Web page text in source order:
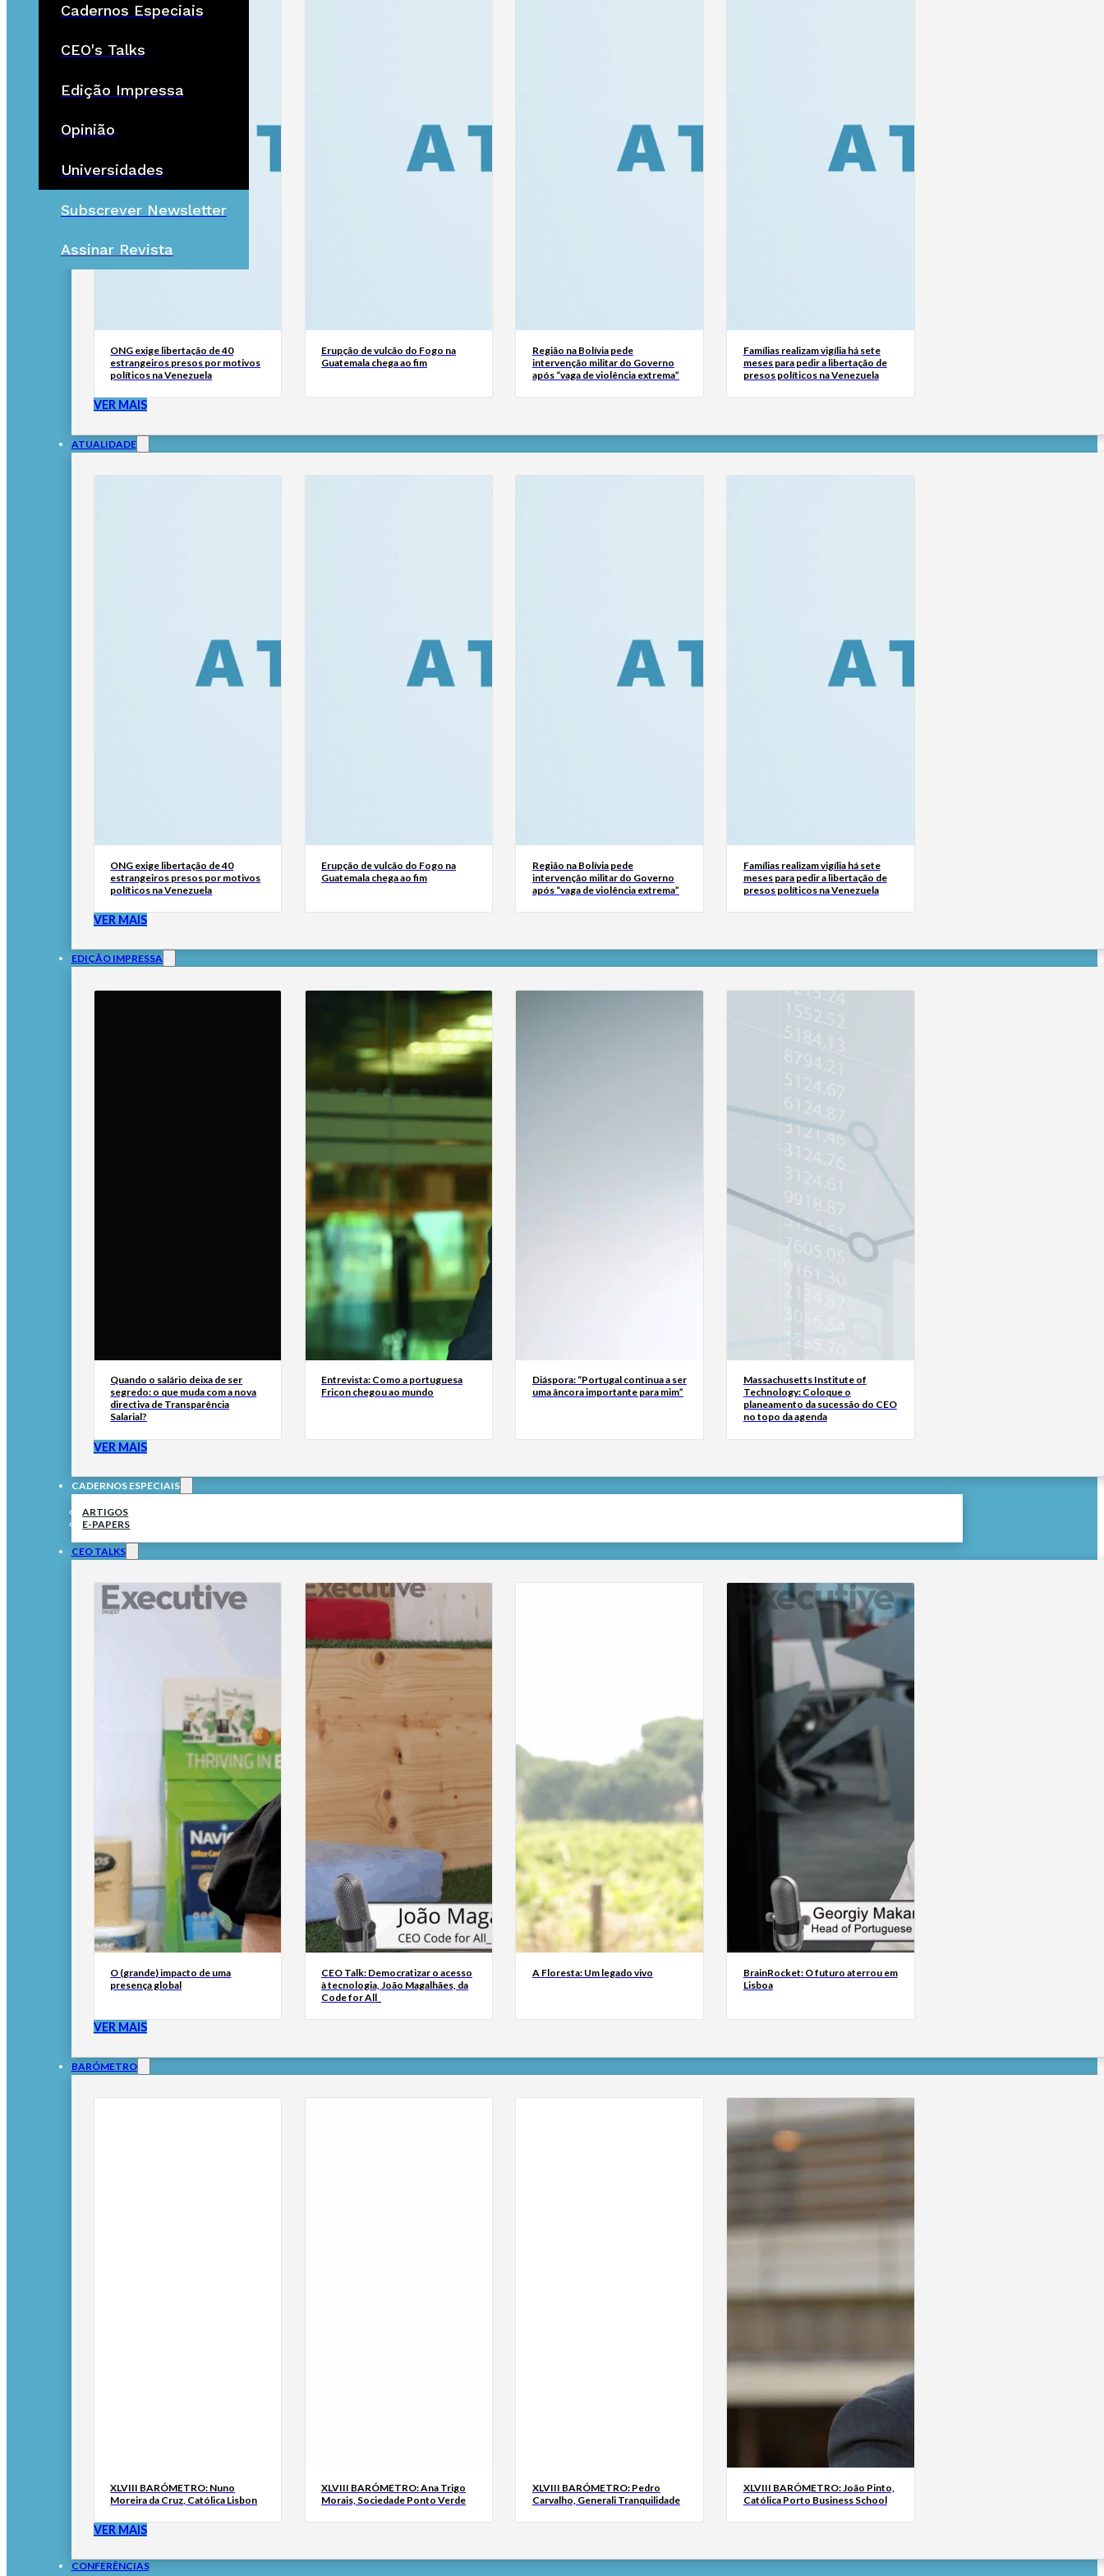
Cadernos Especiais
CEO's Talks
Edição Impressa
Opinião
Universidades
Subscrever Newsletter
Assinar Revista
ONG exige libertação de 40
estrangeiros presos por motivos
políticos na Venezuela
Erupção de vulcão do Fogo na
Guatemala chega ao fim
Região na Bolívia pede
intervenção militar do Governo
após “vaga de violência extrema”
Famílias realizam vigília há sete
meses para pedir a libertação de
presos políticos na Venezuela
VER MAIS
ATUALIDADE
ONG exige libertação de 40
estrangeiros presos por motivos
políticos na Venezuela
Erupção de vulcão do Fogo na
Guatemala chega ao fim
Região na Bolívia pede
intervenção militar do Governo
após “vaga de violência extrema”
Famílias realizam vigília há sete
meses para pedir a libertação de
presos políticos na Venezuela
VER MAIS
EDIÇÃO IMPRESSA
Quando o salário deixa de ser
segredo: o que muda com a nova
directiva de Transparência
Salarial?
Entrevista: Como a portuguesa
Fricon chegou ao mundo
Diáspora: “Portugal continua a ser
uma âncora importante para mim”
Massachusetts Institute of
Technology: Coloque o
planeamento da sucessão do CEO
no topo da agenda
VER MAIS
CADERNOS ESPECIAIS
ARTIGOS
E-PAPERS
CEO TALKS
O (grande) impacto de uma
presença global
CEO Talk: Democratizar o acesso
à tecnologia, João Magalhães, da
Code for All_
A Floresta: Um legado vivo
BrainRocket: O futuro aterrou em
Lisboa
VER MAIS
BARÓMETRO
XLVIII BARÓMETRO: Nuno
Moreira da Cruz, Católica Lisbon
XLVIII BARÓMETRO: Ana Trigo
Morais, Sociedade Ponto Verde
XLVIII BARÓMETRO: Pedro
Carvalho, Generali Tranquilidade
XLVIII BARÓMETRO: João Pinto,
Católica Porto Business School
VER MAIS
CONFERÊNCIAS